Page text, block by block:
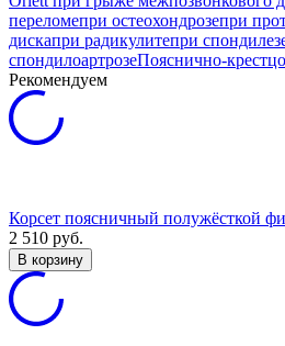
переломепри остеохондрозепри
дискапри радикулитепри
спондилоартрозеПояснично-
Рекомендуем
Корсет поясничный полужёсткой
2 510 руб.
В корзину